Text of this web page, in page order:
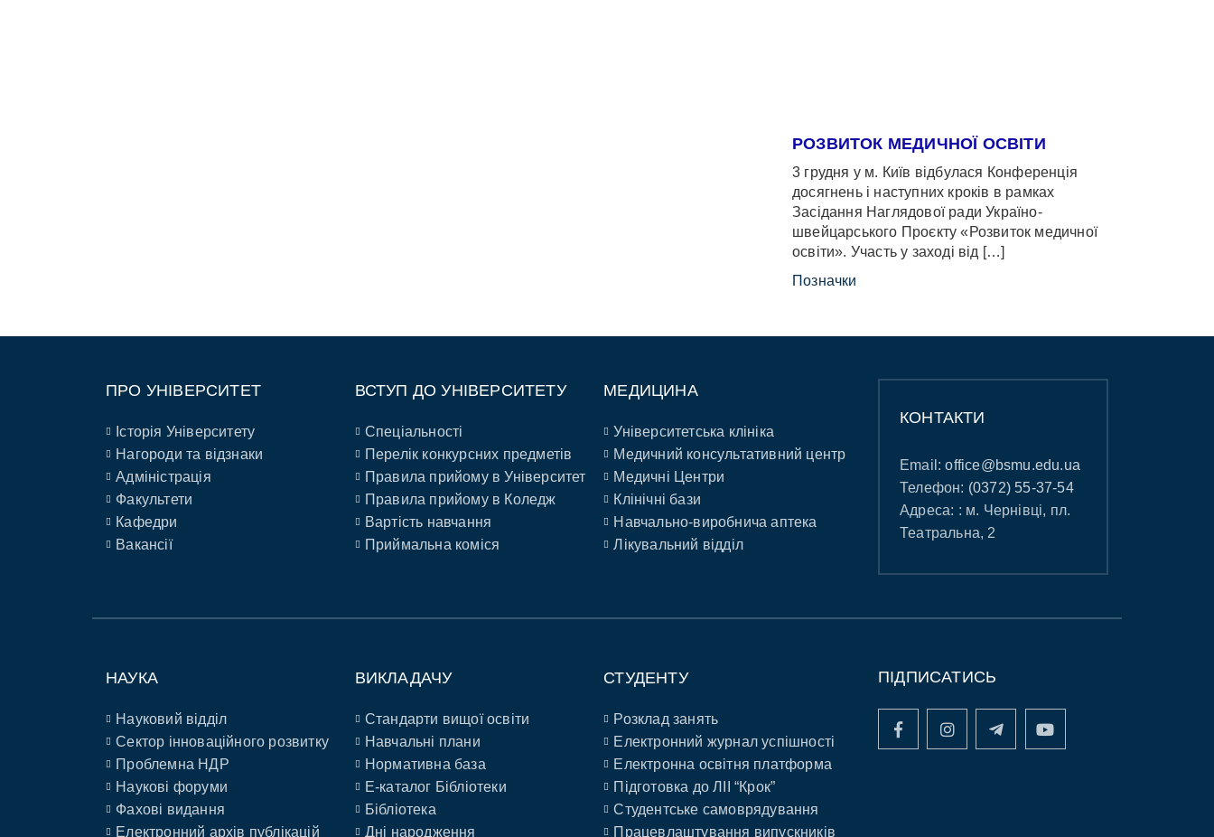
РОЗВИТОК МЕДИЧНОЇ ОСВІТИ
3 грудня у м. Київ відбулася Конференція
досягнень і наступних кроків в рамках
Засідання Наглядової ради Україно-
швейцарського Проєкту «Розвиток медичної
освіти». Участь у заході від […]
Позначки
ПРО УНІВЕРСИТЕТ
Історія Університету
Нагороди та відзнаки
Адміністрація
Факультети
Кафедри
Вакансії
ВСТУП ДО УНІВЕРСИТЕТУ
Спеціальності
Перелік конкурсних предметів
Правила прийому в Університет
Правила прийому в Коледж
Вартість навчання
Приймальна коміся
МЕДИЦИНА
Університетська клініка
Медичний консультативний центр
Медичні Центри
Клінічні бази
Навчально-виробнича аптека
Лікувальний відділ
КОНТАКТИ
Email:office@bsmu.edu.ua
Телефон: (0372) 55-37-54
Адреса: : м. Чернівці, пл.
Театральна, 2
НАУКА
Науковий відділ
Сектор інноваційного розвитку
Проблемна НДР
Наукові форуми
Фахові видання
Електронний архів публікацій
ВИКЛАДАЧУ
Стандарти вищої освіти
Навчальні плани
Нормативна база
E-каталог Бібліотеки
Бібліотека
Дні народження
СТУДЕНТУ
Розклад занять
Електронний журнал успішності
Електронна освітня платформа
Підготовка до ЛІІ “Крок”
Студентське самоврядування
Працевлаштування випускників
ПІДПИСАТИСЬ